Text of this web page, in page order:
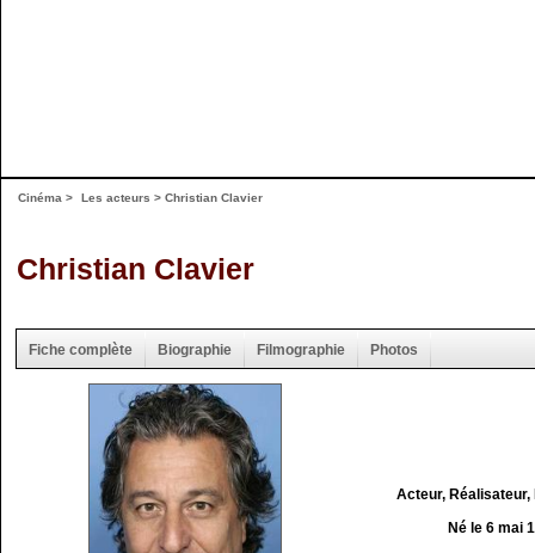
Cinéma > Les acteurs > Christian Clavier
Christian Clavier
Fiche complète Biographie Filmographie Photos
Acteur,
Né le 6 mai